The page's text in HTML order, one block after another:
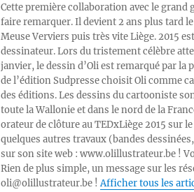
Cette première collaboration avec le grand
faire remarquer. Il devient 2 ans plus tard
Meuse Verviers puis très vite Liège. 2015
dessinateur. Lors du tristement célèbre
janvier, le dessin d’Oli est remarqué par la
de l’édition Sudpresse choisit Oli comme
des éditions. Les dessins du cartooniste
toute la Wallonie et dans le nord de la
orateur de clôture au TEDxLiège 2015 sur
quelques autres travaux (bandes
sur son site web : www.olillustrateur.be !
Rien de plus simple, un message sur les
oli@olillustrateur.be !Afficher tous les